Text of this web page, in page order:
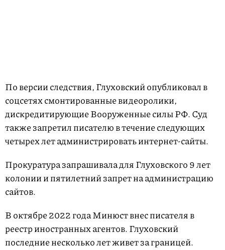
По версии следствия, Глуховский опубликовал в
соцсетях смонтированные видеоролики,
дискредитирующие Вооруженные силы РФ. Суд
также запретил писателю в течение следующих
четырех лет администрировать интернет-сайты.
Прокуратура запрашивала для Глуховского 9 лет
колонии и пятилетний запрет на администрацию
сайтов.
В октябре 2022 года Минюст внес писателя в
реестр иностранных агентов. Глуховский
последние несколько лет живет за границей.